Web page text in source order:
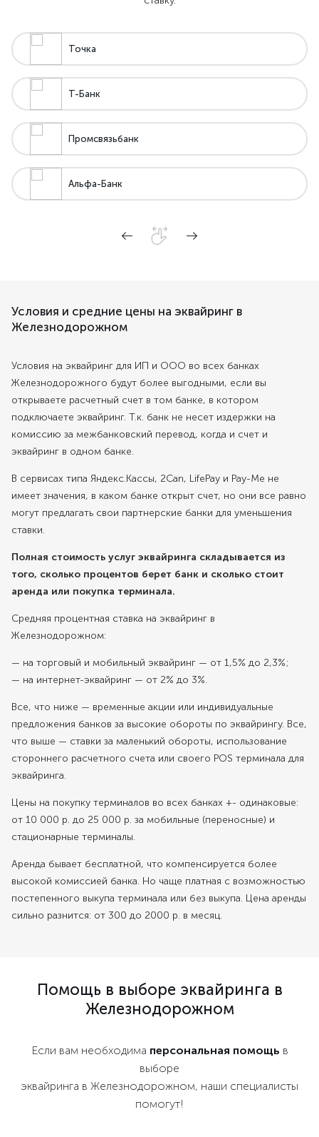
Точка
Т-Банк
Промсвязьбанк
Альфа-Банк
Условия и средние цены на эквайринг в
Железнодорожном
Условия на эквайринг для ИП и ООО во всех банках
Железнодорожного будут более выгодными, если вы
открываете расчетный счет в том банке, в котором
подключаете эквайринг. Т.к. банк не несет издержки на
комиссию за межбанковский перевод, когда и счет и
эквайринг в одном банке.
В сервисах типа Яндекс.Кассы, 2Can, LifePay и Pay-Me не
имеет значения, в каком банке открыт счет, но они все равно
могут предлагать свои партнерские банки для уменьшения
ставки.
Полная стоимость услуг эквайринга складывается из
того, сколько процентов берет банк и сколько стоит
аренда или покупка терминала.
Средняя процентная ставка на эквайринг в
Железнодорожном:
— на торговый и мобильный эквайринг — от 1,5% до 2,3%;
— на интернет-эквайринг — от 2% до 3%.
Все, что ниже — временные акции или индивидуальные
предложения банков за высокие обороты по эквайрингу. Все,
что выше — ставки за маленький обороты, использование
стороннего расчетного счета или своего POS терминала для
эквайринга.
Цены на покупку терминалов во всех банках +- одинаковые:
от 10 000 р. до 25 000 р. за мобильные (переносные) и
стационарные терминалы.
Аренда бывает бесплатной, что компенсируется более
высокой комиссией банка. Но чаще платная с возможностью
постепенного выкупа терминала или без выкупа. Цена аренды
сильно разнится: от 300 до 2000 р. в месяц.
Помощь в выборе эквайринга в
Железнодорожном
Если вам необходима персональная помощь в
выборе
эквайринга в Железнодорожном, наши специалисты
помогут!